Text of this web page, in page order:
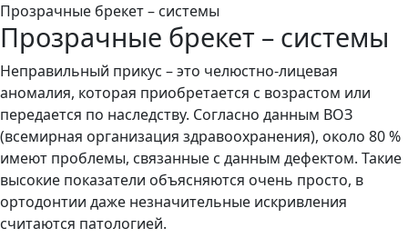
Прозрачные брекет – системы
Прозрачные брекет – системы
Неправильный прикус – это челюстно-лицевая
аномалия, которая приобретается с возрастом или
передается по наследству. Согласно данным ВОЗ
(всемирная организация здравоохранения), около 80 %
имеют проблемы, связанные с данным дефектом. Такие
высокие показатели объясняются очень просто, в
ортодонтии даже незначительные искривления
считаются патологией.